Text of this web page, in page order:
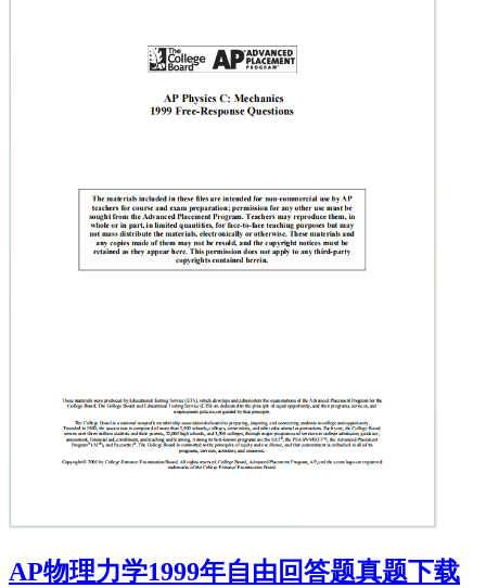
AP物理力学1999年自由回答题真题下载